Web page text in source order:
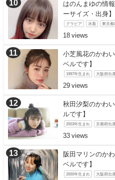
はのんまゆの情
ーサイズ・出身】
グラビア 水着 東京都
18
小芝風花のかわ
ベルです】
1997年生まれ 大阪府出
29
秋田汐梨のかわ
ルです】
2003年生まれ 京都府出
33
阪田マリンのか
ベルです】
2000年生まれ 大阪府出